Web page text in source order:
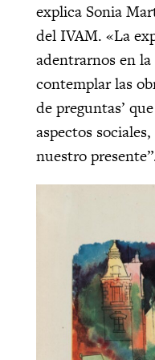
explica Sonia
del IVAM. «La
adentrarnos en
contemplar las
de preguntas’
aspectos
nuestro